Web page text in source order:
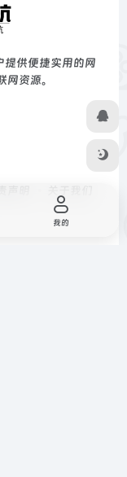
供便捷实用的网
资源。
我的